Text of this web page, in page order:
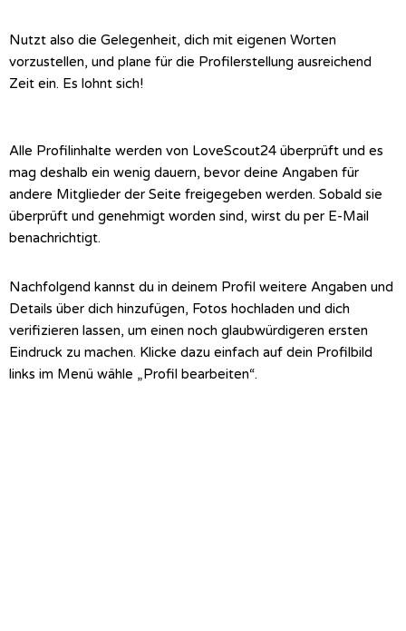
Nutzt also die Gelegenheit, dich mit eigenen Worten
vorzustellen, und plane für die Profilerstellung ausreichend
Zeit ein. Es lohnt sich!
Alle Profilinhalte werden von LoveScout24 überprüft und es
mag deshalb ein wenig dauern, bevor deine Angaben für
andere Mitglieder der Seite freigegeben werden. Sobald sie
überprüft und genehmigt worden sind, wirst du per E-Mail
benachrichtigt.
Nachfolgend kannst du in deinem Profil weitere Angaben und
Details über dich hinzufügen, Fotos hochladen und dich
verifizieren lassen, um einen noch glaubwürdigeren ersten
Eindruck zu machen. Klicke dazu einfach auf dein Profilbild
links im Menü wähle „Profil bearbeiten“.